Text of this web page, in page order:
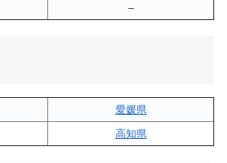
–
愛媛県
高知県